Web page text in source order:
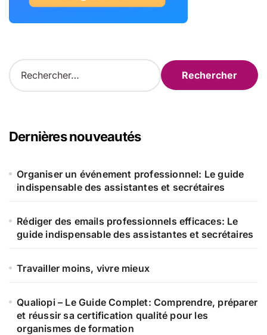
R
e
r
c
e
Dernières nouveautés
Organiser un événement professionnel: Le guide
indispensable des assistantes et secrétaires
Rédiger des emails professionnels efficaces: Le
guide indispensable des assistantes et secrétaires
Travailler moins, vivre mieux
Qualiopi – Le Guide Complet: Comprendre, préparer
et réussir sa certification qualité pour les
organismes de formation